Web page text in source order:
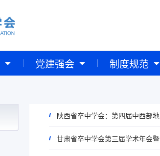
党建强会 制度规范
陕西省卒中学会：第四届中西部
甘肃省卒中学会第三届学术年会